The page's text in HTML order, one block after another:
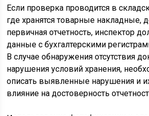
Если проверка проводится в
где хранятся товарные накладные,
первичная отчетность, инспектор
данные с бухгалтерскими
В случае обнаружения отсутствия
нарушения условий хранения,
описать выявленные нарушения и
влияние на достоверность